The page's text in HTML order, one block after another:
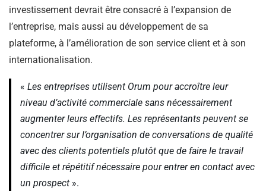
investissement devrait être consacré à l’expansion de
l’entreprise, mais aussi au développement de sa
plateforme, à l’amélioration de son service client et à son
internationalisation.
« Les entreprises utilisent Orum pour accroître leur
niveau d’activité commerciale sans nécessairement
augmenter leurs effectifs. Les représentants peuvent se
concentrer sur l’organisation de conversations de qualité
avec des clients potentiels plutôt que de faire le travail
difficile et répétitif nécessaire pour entrer en contact avec
un prospect ».